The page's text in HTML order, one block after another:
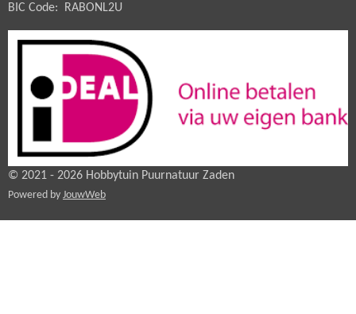
BIC Code: RABONL2U
© 2021 - 2026 Hobbytuin Puurnatuur Zaden
Powered by JouwWeb